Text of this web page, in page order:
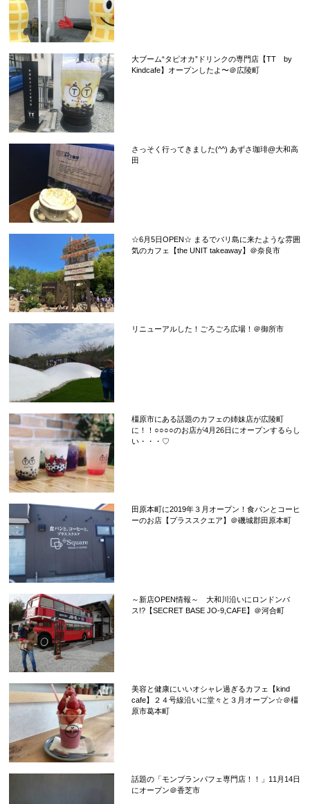
大ブーム“タピオカ”ドリンクの専門店【TT by
Kindcafe】オープンしたよ〜＠広陵町
さっそく行ってきました(^^) あずさ珈琲@大和高
田
☆6月5日OPEN☆ まるでバリ島に来たような雰囲
気のカフェ【the UNIT takeaway】＠奈良市
リニューアルした！ごろごろ広場！＠御所市
橿原市にある話題のカフェの姉妹店が広陵町
に！！○○○○のお店が4月26日にオープンするらし
い・・・♡
田原本町に2019年３月オープン！食パンとコーヒ
ーのお店【プラススクエア】＠磯城郡田原本町
～新店OPEN情報～ 大和川沿いにロンドンバ
ス!?【SECRET BASE JO-9,CAFE】＠河合町
美容と健康にいいオシャレ過ぎるカフェ【kind
cafe】２４号線沿いに堂々と３月オープン☆＠橿
原市葛本町
話題の「モンブランパフェ専門店！！」11月14日
にオープン＠香芝市